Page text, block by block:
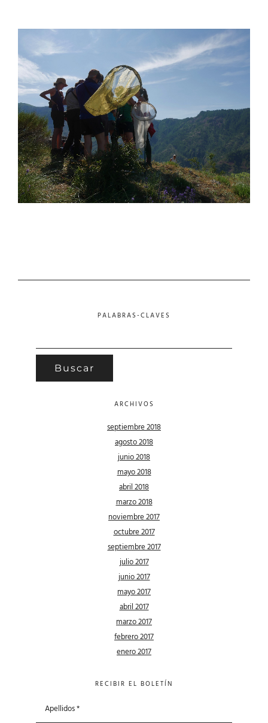
PALABRAS-CLAVES
ARCHIVOS
septiembre 2018
agosto 2018
junio 2018
mayo 2018
abril 2018
marzo 2018
noviembre 2017
octubre 2017
septiembre 2017
julio 2017
junio 2017
mayo 2017
abril 2017
marzo 2017
febrero 2017
enero 2017
RECIBIR EL BOLETÍN